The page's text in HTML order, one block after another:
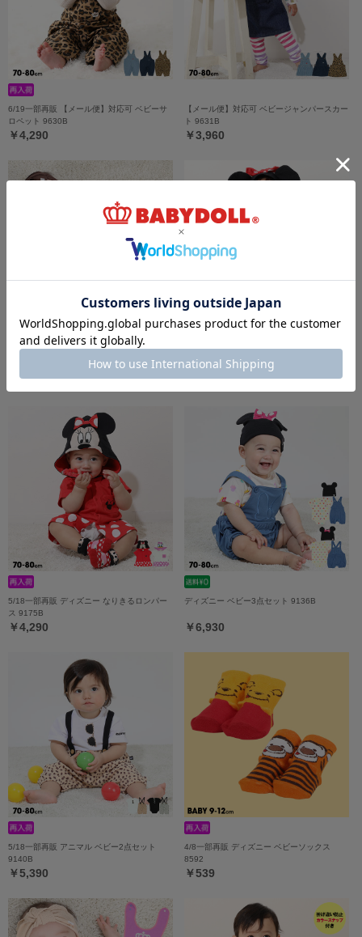
6/19一部再販 【メール便】対応可 ベビーサ
ロペット 9630B
￥4,290
【メール便】対応可 ベビージャンパースカー
ト 9631B
￥3,960
き2WAYオール 9637B
￥4,290 ￥5,390
5/18一部再販 ディズニー なりきるロンパー
ス 9175B
￥4,290
ディズニー ベビー3点セット 9136B
￥6,930
5/18一部再販 アニマル ベビー2点セット
9140B
￥5,390
4/8一部再販 ディズニー ベビーソックス
8592
￥539